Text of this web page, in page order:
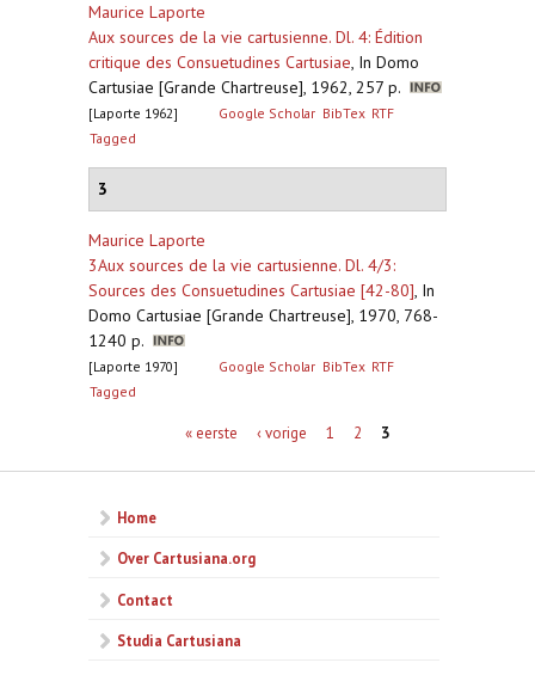
Maurice Laporte
Aux sources de la vie cartusienne. Dl. 4: Édition
critique des Consuetudines Cartusiae, In Domo
Cartusiae [Grande Chartreuse], 1962, 257 p.
[Laporte 1962] Google Scholar BibTex RTF
Tagged
3
Maurice Laporte
3Aux sources de la vie cartusienne. Dl. 4/3:
Sources des Consuetudines Cartusiae [42-80], In
Domo Cartusiae [Grande Chartreuse], 1970, 768-
1240 p.
[Laporte 1970] Google Scholar BibTex RTF
Tagged
« eerste ‹ vorige 1 2 3
Home
Over Cartusiana.org
Contact
Studia Cartusiana